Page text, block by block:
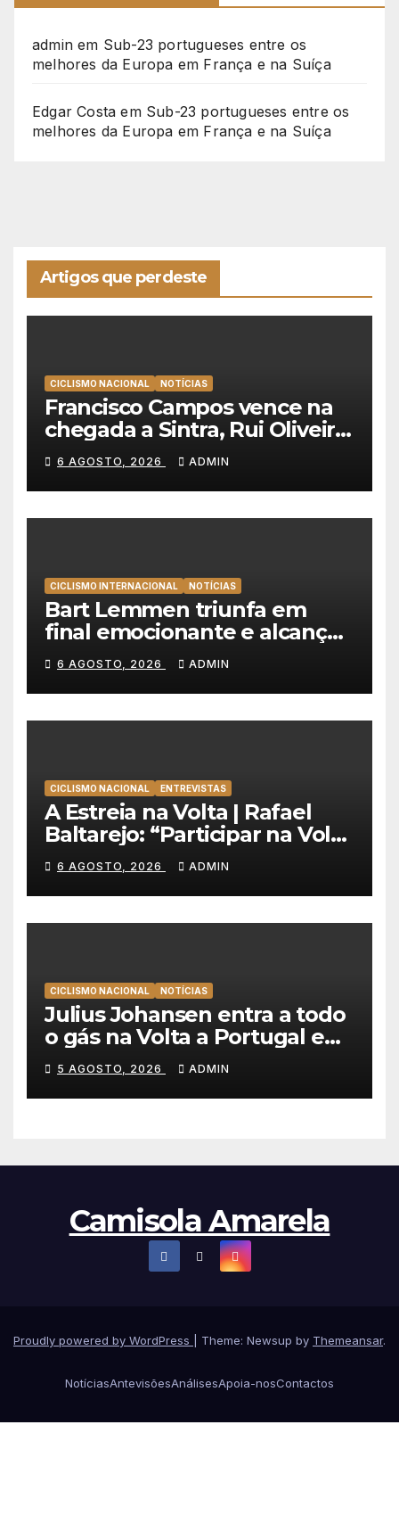
admin em Sub-23 portugueses entre os
melhores da Europa em França e na Suíça
Edgar Costa em Sub-23 portugueses entre os
melhores da Europa em França e na Suíça
Artigos que perdeste
CICLISMO NACIONAL NOTÍCIAS
Francisco Campos vence na
chegada a Sintra, Rui Oliveira
veste de amarelo na Volta a
Portugal
6 AGOSTO, 2026 ADMIN
CICLISMO INTERNACIONAL NOTÍCIAS
Bart Lemmen triunfa em
final emocionante e alcança
a primeira vitória da carreira
na Volta à Polónia
6 AGOSTO, 2026 ADMIN
CICLISMO NACIONAL ENTREVISTAS
A Estreia na Volta | Rafael
Baltarejo: “Participar na Volta
a Portugal é o sonho de
qualquer ciclista”
6 AGOSTO, 2026 ADMIN
CICLISMO NACIONAL NOTÍCIAS
Julius Johansen entra a todo
o gás na Volta a Portugal e
lidera dobradinha da UAE
Team Emirates em Lisboa
5 AGOSTO, 2026 ADMIN
Camisola Amarela
Proudly powered by WordPress Theme: Newsup by Themeansar.
NotíciasAntevisõesAnálisesApoia-nosContactos